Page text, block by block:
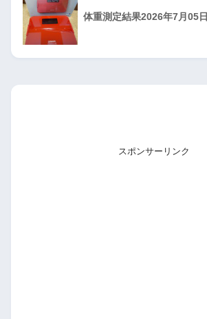
体重測定結果2026年7月05日
スポンサーリンク